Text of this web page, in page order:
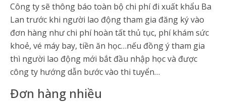
Công ty sẽ thông báo toàn bộ chi phí đi xuất khẩu Ba
Lan trước khi người lao động tham gia đăng ký vào
đơn hàng như chi phí hoàn tất thủ tục, phí khám sức
khoẻ, vé máy bay, tiền ăn học…nếu đồng ý tham gia
thì người lao động mới bắt đầu nhập học và được
công ty hướng dẫn bước vào thi tuyển…
Đơn hàng nhiều